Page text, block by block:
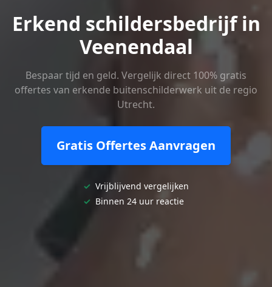
Erkend schildersbedrijf in
Veenendaal
Bespaar tijd en geld. Vergelijk direct 100% gratis
offertes van erkende buitenschilderwerk uit de regio
Utrecht.
Gratis Offertes Aanvragen
✓ Vrijblijvend vergelijken
✓ Binnen 24 uur reactie